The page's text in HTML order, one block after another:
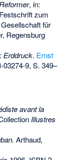
, in:
Festschrift zum
für
Regensburg
Erddruck. Ernst
03274-9, S. 349–
avant la
Illustres
Arthaud,